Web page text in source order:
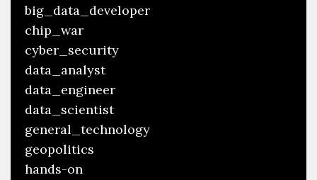
big_data_developer
chip_war
cyber_security
data_analyst
data_engineer
data_scientist
general_technology
geopolitics
hands-on